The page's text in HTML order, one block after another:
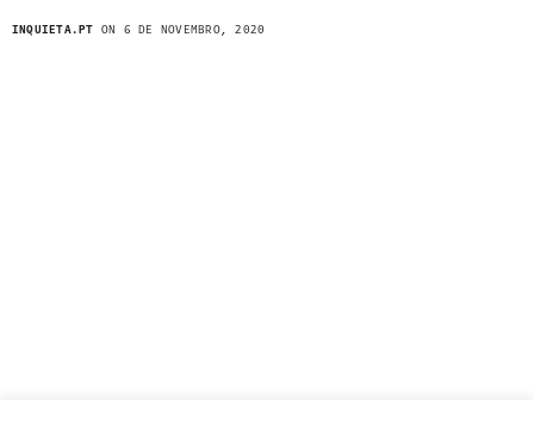
INQUIETA.PT ON 6 DE NOVEMBRO, 2020